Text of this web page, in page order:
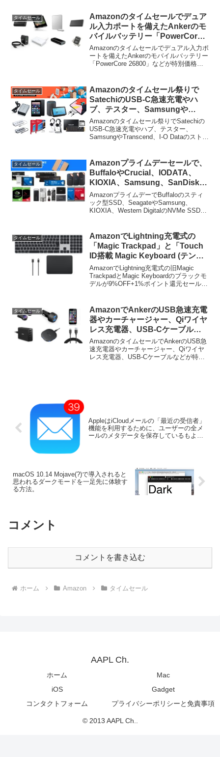
タイムセール
Amazonのタイムセールでデュア
ル入力ポートを備えたAnkerのモ
バイルバッテリー「PowerCore
26800」などが特別価格で販売
中。
Amazonのタイムセールでデュアル入力ポ
ートを備えたAnkerのモバイルバッテリー
「PowerCore 26800」などが特別価格で
タイムセール
Amazonのタイムセール祭りで
SatechiのUSB-C急速充電やハ
ブ、テスター、Samsungや
Transcend、I-O Dataのストレー
ジなどが特別価格で販売中。
Amazonのタイムセール祭りでSatechiの
USB-C急速充電やハブ、テスター、
SamsungやTranscend、I-O Dataのストレ
タイムセール
Amazonプライムデーセールで、
BuffaloやCrucial、IODATA、
KIOXIA、Samsung、SanDisk、
WDなどのSSDやHDD、ポータブ
ルストレージなどが特別価格で販
売中。
AmazonプライムデーでBuffaloのスティ
ック型SSD、SeagateやSamsung、
KIOXIA、Western DigitalのNVMe SSD、
タイムセール
AmazonでLightning充電式の
「Magic Trackpad」と「Touch
ID搭載 Magic Keyboard (テンキ
ー付き) JIS」のブラックモデルが
セール中。
AmazonでLightning充電式の旧Magic
TrackpadとMagic Keyboardのブラックモ
デルが9%OFF+1%ポイント還元セールと
タイムセール
AmazonでAnkerのUSB急速充電
器やカーチャージャー、Qiワイヤ
レス充電器、USB-Cケーブルな
どがタイムセール中。
AmazonのタイムセールでAnkerのUSB急
速充電器やカーチャージャー、Qiワイヤ
レス充電器、USB-Cケーブルなどが特別
AppleはiCloudメールの「最近の受信者」
機能を利用するために、ユーザーの全メ
ールのメタデータを保存しているもよ
macOS 10.14 Mojave(?)で導入されると
思われるダークモードを一足先に体験す
る方法。
コメント
コメントを書き込む
ホーム Amazon タイムセール
AAPL Ch.
ホーム
Mac
iOS
Gadget
コンタクトフォーム
プライバシーポリシーと免責事項
© 2013 AAPL Ch..